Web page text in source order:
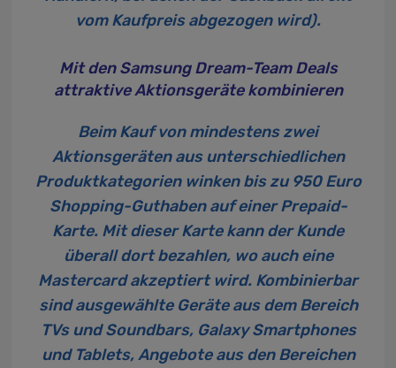
vom Kaufpreis abgezogen wird).
Mit den Samsung Dream-Team Deals
attraktive Aktionsgeräte kombinieren
Beim Kauf von mindestens zwei
Aktionsgeräten aus unterschiedlichen
Produktkategorien winken bis zu 950 Euro
Shopping-Guthaben auf einer Prepaid-
Karte. Mit dieser Karte kann der Kunde
überall dort bezahlen, wo auch eine
Mastercard akzeptiert wird. Kombinierbar
sind ausgewählte Geräte aus dem Bereich
TVs und Soundbars, Galaxy Smartphones
und Tablets, Angebote aus den Bereichen